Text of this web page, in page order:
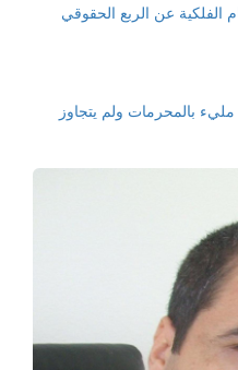
عن الربع الحقوقي
بالمحرمات ولم يتجاوز